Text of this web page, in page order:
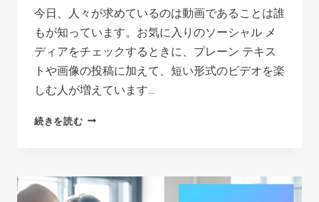
今日、人々が求めているのは動画であることは誰
もが知っています。お気に入りのソーシャル メ
ディアをチェックするときに、プレーン テキス
トや画像の投稿に加えて、短い形式のビデオを楽
しむ人が増えています…
続きを読む在
持
た